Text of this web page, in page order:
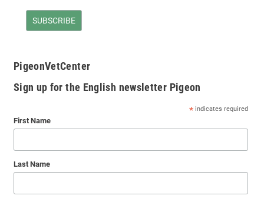
PigeonVetCenter
Sign up for the English newsletter Pigeon
* indicates required
First Name
Last Name